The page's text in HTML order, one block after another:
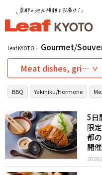
Leaf KYOTO
Gourmet/
Meat dishes, grilled meat
BBQ Yakiniku/Hormone
5日
限
都
開催